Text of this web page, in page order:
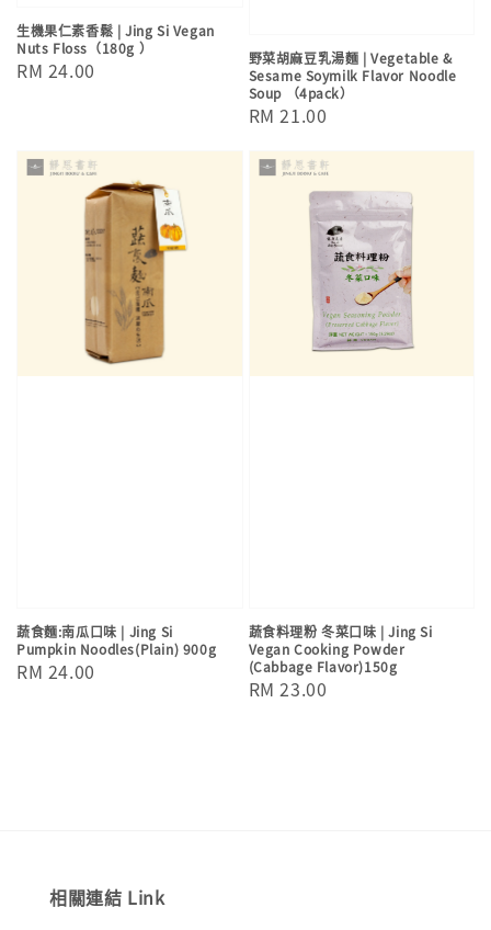
生機果仁素香鬆 | Jing Si Vegan
Nuts Floss（180g ）
Regular
RM 24.00
野菜胡麻豆乳湯麵 | Vegetable &
Sesame Soymilk Flavor Noodle
Soup （4pack）
Regular
RM 21.00
蔬食麵:南瓜口味 | Jing Si
Pumpkin Noodles(Plain) 900g
Regular
RM 24.00
蔬食料理粉 冬菜口味 | Jing Si
Vegan Cooking Powder
(Cabbage Flavor)150g
Regular
RM 23.00
相關連結 Link